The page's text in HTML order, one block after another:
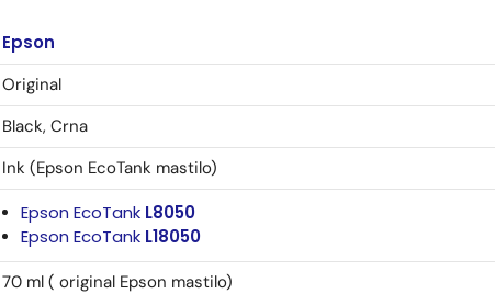
Epson
Original
Black, Crna
Ink (Epson EcoTank mastilo)
Epson EcoTank L8050
Epson EcoTank L18050
70 ml ( original Epson mastilo)